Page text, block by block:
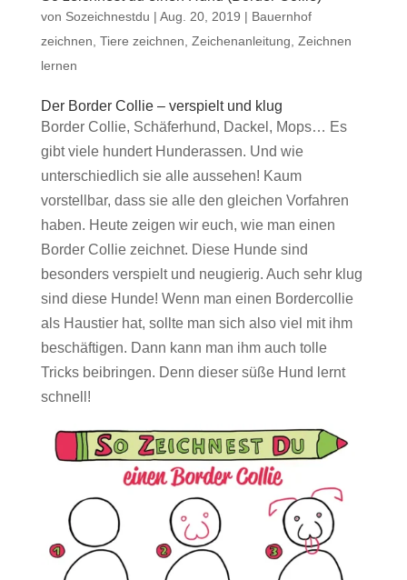
von Sozeichnestdu | Aug. 20, 2019 | Bauernhof
zeichnen Tiere zeichnen Zeichenanleitung Zeichnen
lernen
Der Border Collie – verspielt und klug
Border Collie, Schäferhund, Dackel, Mops… Es
gibt viele hundert Hunderassen. Und wie
unterschiedlich sie alle aussehen! Kaum
vorstellbar, dass sie alle den gleichen Vorfahren
haben. Heute zeigen wir euch, wie man einen
Border Collie zeichnet. Diese Hunde sind
besonders verspielt und neugierig. Auch sehr klug
sind diese Hunde! Wenn man einen Bordercollie
als Haustier hat, sollte man sich also viel mit ihm
beschäftigen. Dann kann man ihm auch tolle
Tricks beibringen. Denn dieser süße Hund lernt
schnell!